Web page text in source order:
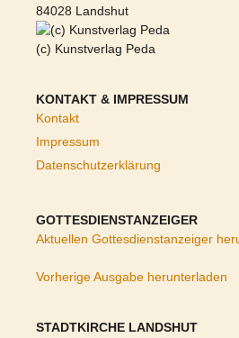
84028 Landshut
(c) Kunstverlag Peda
KONTAKT & IMPRESSUM
Kontakt
Impressum
Datenschutzerklärung
GOTTESDIENSTANZEIGER
Aktuellen Gottesdienstanzeiger
Vorherige Ausgabe herunterladen
STADTKIRCHE LANDSHUT